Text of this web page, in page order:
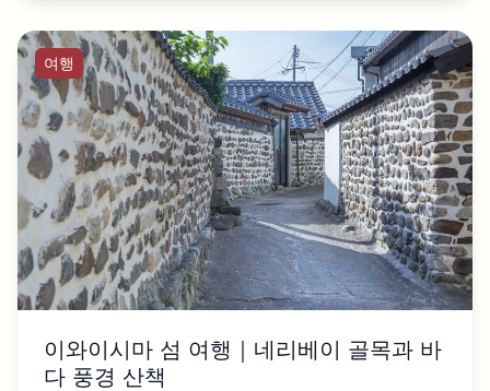
여행
이와이시마 섬 여행｜네리베이 골목과 바
다 풍경 산책